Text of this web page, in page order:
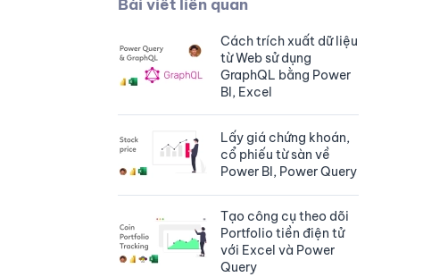
Bài viết liên quan
Cách trích xuất dữ liệu
từ Web sử dụng
GraphQL bằng Power
BI, Excel
Lấy giá chứng khoán,
cổ phiếu từ sàn về
Power BI, Power Query
Tạo công cụ theo dõi
Portfolio tiền điện tử
với Excel và Power
Query